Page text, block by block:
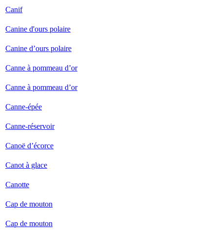
Canif
Canine d'ours polaire
Canine d’ours polaire
Canne à pommeau d’or
Canne à pommeau d’or
Canne-épée
Canne-réservoir
Canoë d’écorce
Canot à glace
Canotte
Cap de mouton
Cap de mouton